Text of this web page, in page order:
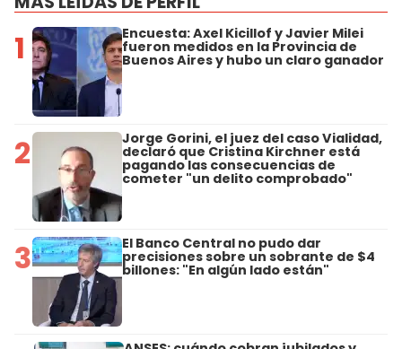
1 Encuesta: Axel Kicillof y Javier Milei
fueron medidos en la Provincia de
Buenos Aires y hubo un claro ganador
2 Jorge Gorini, el juez del caso Vialidad,
declaró que Cristina Kirchner está
pagando las consecuencias de
cometer "un delito comprobado"
3 El Banco Central no pudo dar
precisiones sobre un sobrante de $4
billones: "En algún lado están"